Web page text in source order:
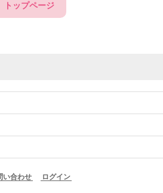
トップページ
い合わせ ログイン